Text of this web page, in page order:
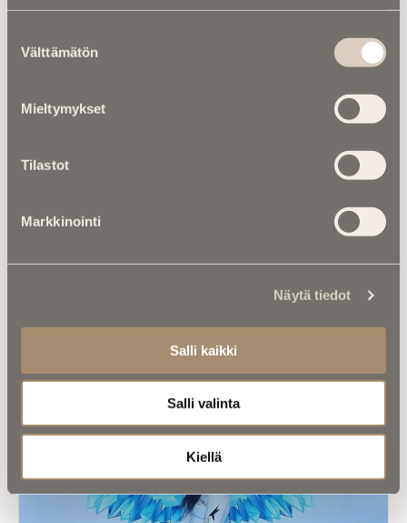
valinta
Välttämätön
Mieltymykset
Tilastot
Markkinointi
Näytä tiedot
Salli kaikki
Salli valinta
Kiellä
Ei enää koskaan